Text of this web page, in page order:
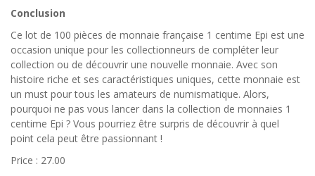
Conclusion
Ce lot de 100 pièces de monnaie française 1 centime Epi est une
occasion unique pour les collectionneurs de compléter leur
collection ou de découvrir une nouvelle monnaie. Avec son
histoire riche et ses caractéristiques uniques, cette monnaie est
un must pour tous les amateurs de numismatique. Alors,
pourquoi ne pas vous lancer dans la collection de monnaies 1
centime Epi ? Vous pourriez être surpris de découvrir à quel
point cela peut être passionnant !
Price : 27.00